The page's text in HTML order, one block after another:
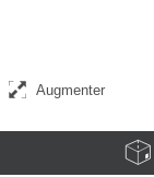
Augmenter